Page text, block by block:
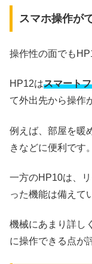
スマホ操作が
操作性の面でも
HP12はスマート
て外出先から操作
例えば、部屋を暖
きなどに便利です。
一方のHP10は、
った機能は備えて
機械にあまり詳し
に操作できる点が